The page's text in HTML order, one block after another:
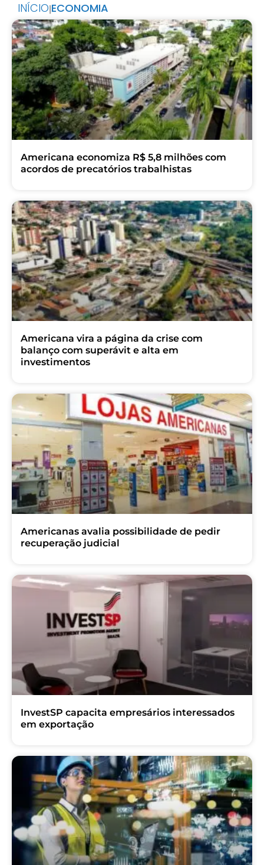
INÍCIO|ECONOMIA
Americana economiza R$ 5,8 milhões com
acordos de precatórios trabalhistas
Americana vira a página da crise com
balanço com superávit e alta em
investimentos
Americanas avalia possibilidade de pedir
recuperação judicial
InvestSP capacita empresários interessados
em exportação